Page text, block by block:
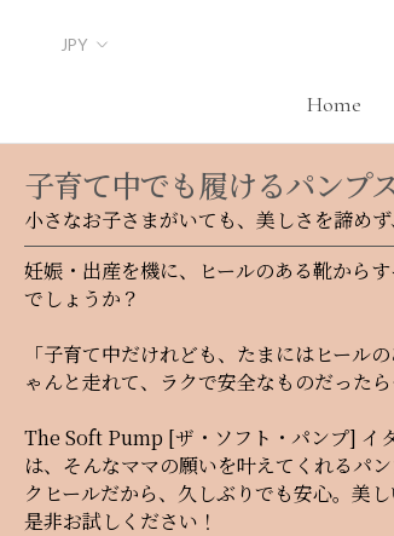
Home
子育て中でも履けるパンプ
小さなお子さまがいても、美しさを諦め
妊娠・出産を機に、ヒールのある靴から
でしょうか？
「子育て中だけれども、たまにはヒール
ゃんと走れて、ラクで安全なものだった
The Soft Pump [ザ・ソフト・パンプ] イ
は、そんなママの願いを叶えてくれるパ
クヒールだから、久しぶりでも安心。美
是非お試しください！